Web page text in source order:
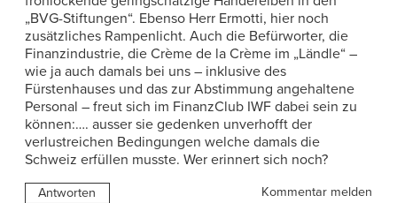
„BVG-Stiftungen“. Ebenso Herr Ermotti, hier noch
zusätzliches Rampenlicht. Auch die Befürworter, die
Finanzindustrie, die Crème de la Crème im „Ländle“ –
wie ja auch damals bei uns – inklusive des
Fürstenhauses und das zur Abstimmung angehaltene
Personal – freut sich im FinanzClub IWF dabei sein zu
können:…. ausser sie gedenken unverhofft der
verlustreichen Bedingungen welche damals die
Schweiz erfüllen musste. Wer erinnert sich noch?
Antworten
Kommentar melden